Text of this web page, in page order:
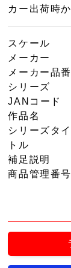
カー出荷時
スケール
メーカー
メーカー品番
シリーズ
JANコード
作品名
シリーズタイ
トル
補足説明
商品管理番号